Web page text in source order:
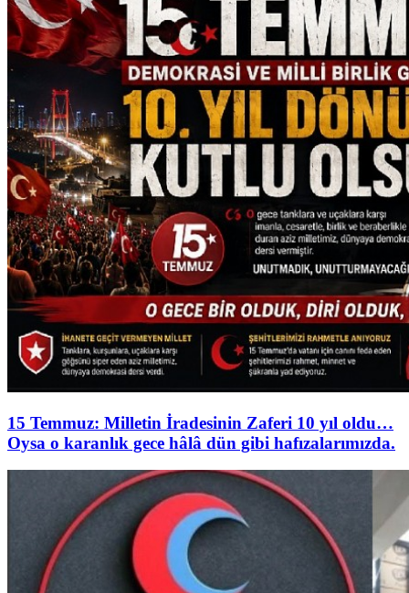
15 Temmuz: Milletin İradesinin Zaferi 10 yıl oldu…
Oysa o karanlık gece hâlâ dün gibi hafızalarımızda.